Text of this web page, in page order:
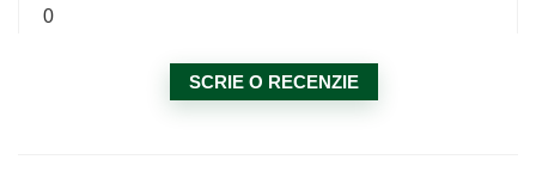
0
SCRIE O RECENZIE